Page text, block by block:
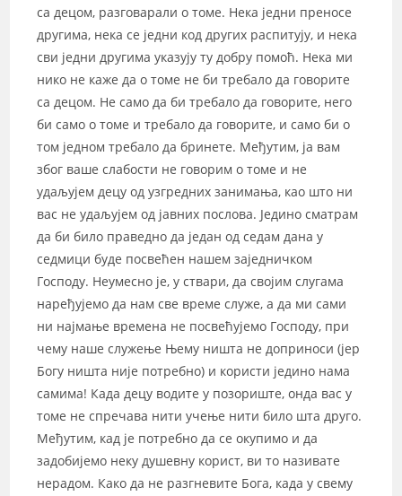
са децом, разговарали о томе. Нека једни преносе
другима, нека се једни код других распитују, и нека
сви једни другима указују ту добру помоћ. Нека ми
нико не каже да о томе не би требало да говорите
са децом. Не само да би требало да говорите, него
би само о томе и требало да говорите, и само би о
том једном требало да бринете. Међутим, ја вам
због ваше слабости не говорим о томе и не
удаљујем децу од узгредних занимања, као што ни
вас не удаљујем од јавних послова. Једино сматрам
да би било праведно да један од седам дана у
седмици буде посвећен нашем заједничком
Господу. Неумесно је, у ствари, да својим слугама
наређујемо да нам све време служе, а да ми сами
ни најмање времена не посвећујемо Господу, при
чему наше служење Њему ништа не доприноси (јер
Богу ништа није потребно) и користи једино нама
самима! Када децу водите у позориште, онда вас у
томе не спречава нити учење нити било шта друго.
Међутим, кад је потребно да се окупимо и да
задобијемо неку душевну корист, ви то називате
нерадом. Како да не разгневите Бога, када у свему